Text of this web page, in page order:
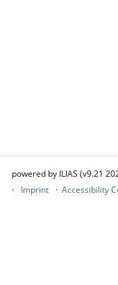
powered by ILIAS (v9.21
Imprint
Accessibility